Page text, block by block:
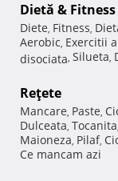
Dietă & Fitness
Diete, Fitness,
Aerobic, Exercitii
disociata, Silueta,
Reţete
Mancare, Paste,
Dulceata, Tocanita,
Maioneza, Pilaf,
Ce mancam azi